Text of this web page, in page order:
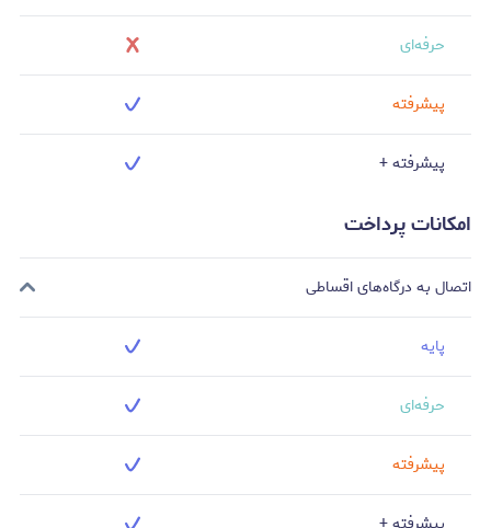
حرفه‌ای
پیشرفته
پیشرفته +
امکانات پرداخت
اتصال به درگاه‌های اقساطی
پایه
حرفه‌ای
پیشرفته